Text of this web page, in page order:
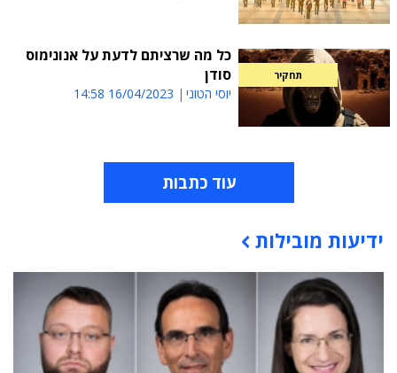
תחקיר
כל מה שרציתם לדעת על אנונימוס
סודן
יוסי הטוני 16/04/2023 14:58
עוד כתבות
תוכן פרסומי
ידיעות מובילות